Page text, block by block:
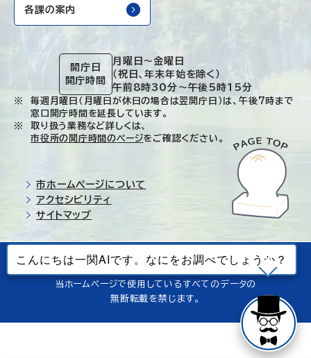
各課の案内
開庁日
開庁時間
月曜日～金曜日
（祝日、年末年始を除く）
午前8時30分～午後5時15分
毎週月曜日（月曜日が休日の場合は翌開庁日）は、午後7時まで
窓口開庁時間を延長しています。
取り扱う業務など詳しくは、
市役所の開庁時間のページをご確認ください。
市ホームページについて
アクセシビリティ
サイトマップ
© Ichinoseki-city. All rights reserved.
当ホームページで使用しているすべてのデータの
無断転載を禁じます。